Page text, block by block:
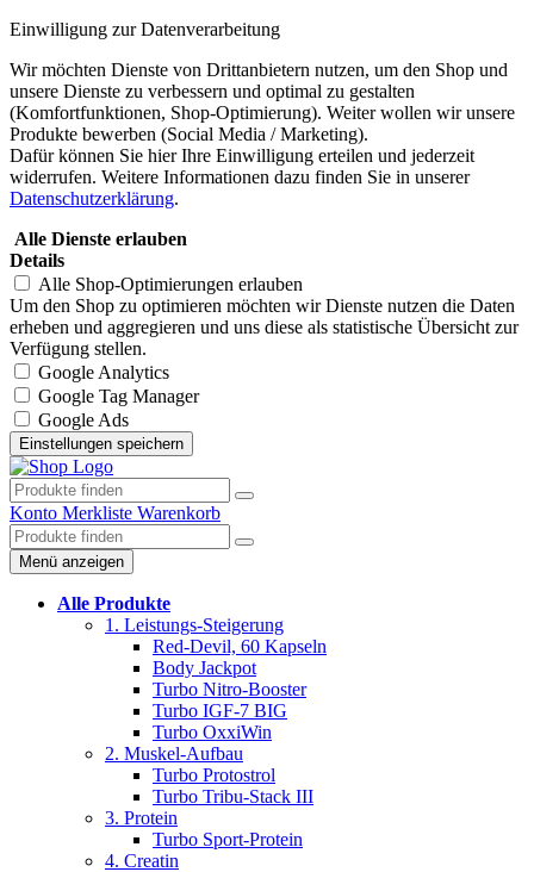
Einwilligung zur Datenverarbeitung
Wir möchten Dienste von Drittanbietern nutzen, um den Shop und
unsere Dienste zu verbessern und optimal zu gestalten
(Komfortfunktionen, Shop-Optimierung). Weiter wollen wir unsere
Produkte bewerben (Social Media / Marketing).
Dafür können Sie hier Ihre Einwilligung erteilen und jederzeit
widerrufen. Weitere Informationen dazu finden Sie in unserer
Datenschutzerklärung.
Alle Dienste erlauben
Details
Alle Shop-Optimierungen erlauben
Um den Shop zu optimieren möchten wir Dienste nutzen die Daten
erheben und aggregieren und uns diese als statistische Übersicht zur
Verfügung stellen.
Google Analytics
Google Tag Manager
Google Ads
Konto Merkliste Warenkorb
Menü anzeigen
Alle Produkte
1. Leistungs-Steigerung
Red-Devil, 60 Kapseln
Body Jackpot
Turbo Nitro-Booster
Turbo IGF-7 BIG
Turbo OxxiWin
2. Muskel-Aufbau
Turbo Protostrol
Turbo Tribu-Stack III
3. Protein
Turbo Sport-Protein
4. Creatin